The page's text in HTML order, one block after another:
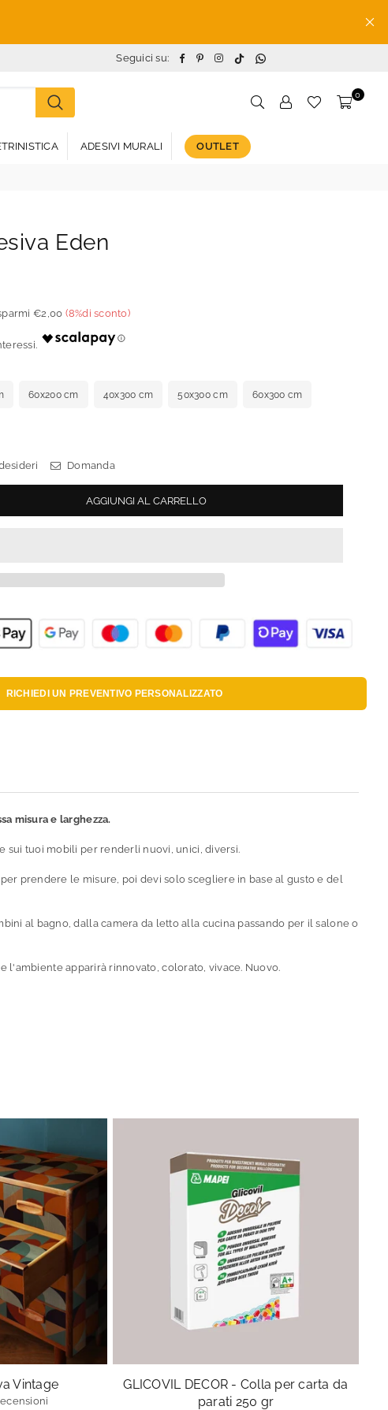
Seguici su: Facebook
PinterestInstagram
TikTokWhatsapp
0
ADESIVI MURALI OUTLET
Eden
€2,00 (8%di sconto)
60x200 cm 40x300 cm 50x300 cm 60x300 cm
Domanda
AGGIUNGI AL CARRELLO
RICHIEDI UN PREVENTIVO PERSONALIZZATO
misura e larghezza.
sui tuoi mobili per renderli nuovi, unici, diversi.
prendere le misure, poi devi solo scegliere in base al gusto e del
al bagno, dalla camera da letto alla cucina passando per il salone o
l'ambiente apparirà rinnovato, colorato, vivace. Nuovo.
Vintage
GLICOVIL DECOR - Colla per carta da
parati 250 gr